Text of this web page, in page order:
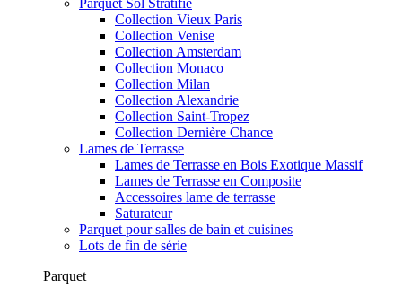
Collection Vieux Paris
Collection Venise
Collection Amsterdam
Collection Monaco
Collection Milan
Collection Alexandrie
Collection Saint-Tropez
Collection Dernière Chance
Lames de Terrasse
Lames de Terrasse en Bois Exotique Massif
Lames de Terrasse en Composite
Accessoires lame de terrasse
Saturateur
Parquet pour salles de bain et cuisines
Lots de fin de série
Parquet